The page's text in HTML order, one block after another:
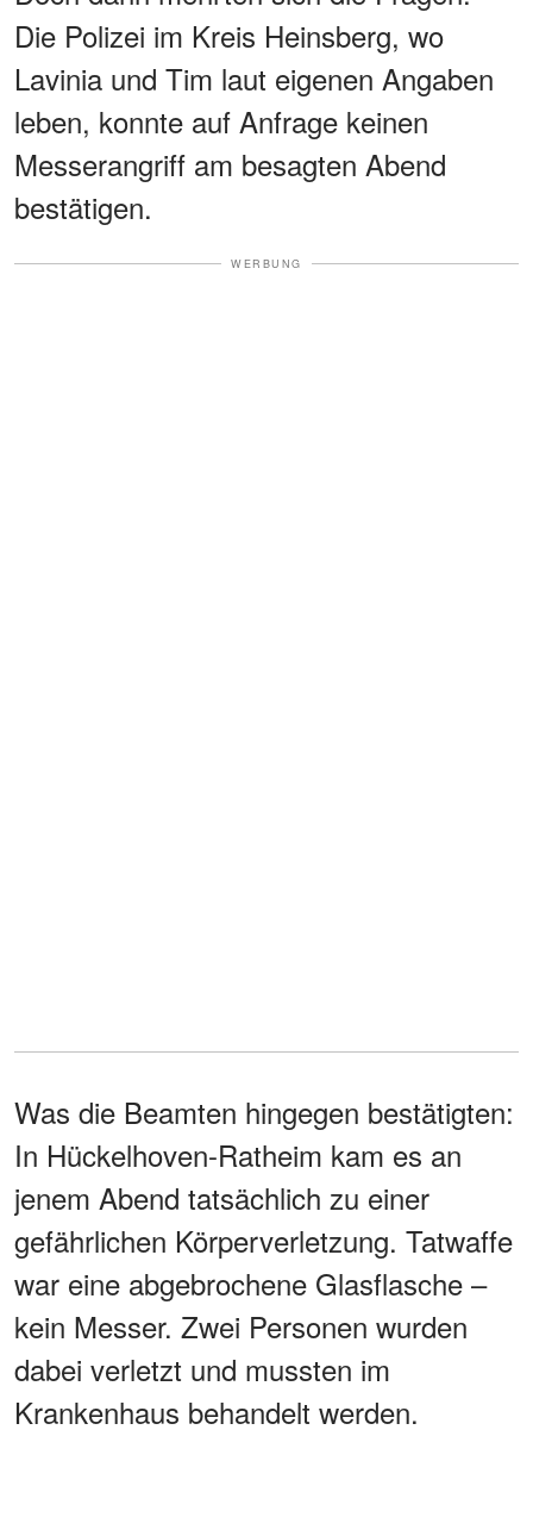
Die Polizei im Kreis Heinsberg, wo
Lavinia und Tim laut eigenen Angaben
leben, konnte auf Anfrage keinen
Messerangriff am besagten Abend
bestätigen.
WERBUNG
Was die Beamten hingegen bestätigten:
In Hückelhoven-Ratheim kam es an
jenem Abend tatsächlich zu einer
gefährlichen Körperverletzung. Tatwaffe
war eine abgebrochene Glasflasche –
kein Messer. Zwei Personen wurden
dabei verletzt und mussten im
Krankenhaus behandelt werden.